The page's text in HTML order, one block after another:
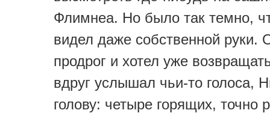
Флимнеа. Но было так темно,
видел даже собственной руки.
продрог и хотел уже
вдруг услышал чьи-то голоса,
голову: четыре горящих, точно